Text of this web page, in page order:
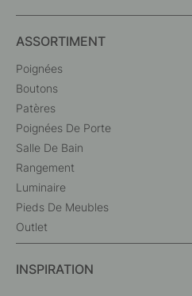
ASSORTIMENT
Poignées
Boutons
Patères
Poignées De Porte
Salle De Bain
Rangement
Luminaire
Pieds De Meubles
Outlet
INSPIRATION